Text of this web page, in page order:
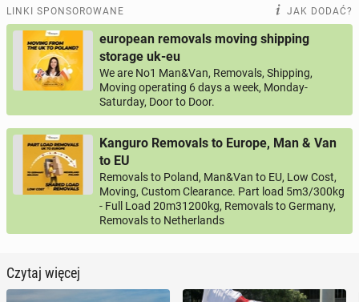
LINKI SPONSOROWANE JAK DODAĆ?
european removals moving shipping
storage uk-eu
We are No1 Man&Van, Removals, Shipping,
Moving operating 6 days a week, Monday-
Saturday, Door to Door.
Kanguro Removals to Europe, Man & Van
to EU
Removals to Poland, Man&Van to EU, Low Cost,
Moving, Custom Clearance. Part load 5m3/300kg
- Full Load 20m31200kg, Removals to Germany,
Removals to Netherlands
Czytaj więcej